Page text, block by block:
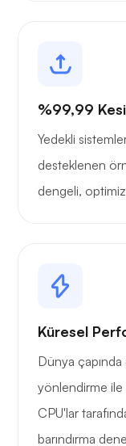
%99,99
Yedekli
desteklenen
dengeli,
Küresel
Dünya
yönlendirme ile
CPU'lar
barındırma